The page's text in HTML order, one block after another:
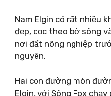
Nam Elgin có rất nhiều
đẹp, dọc theo bờ sông
nơi đất nông nghiệp
nguyên.
Hai con đường mòn
Elgin, với Sông Fox